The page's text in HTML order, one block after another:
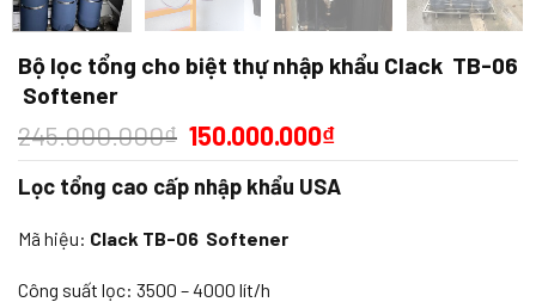
Bộ lọc tổng cho biệt thự nhập khẩu Clack TB-06
Softener
245.000.000₫ 150.000.000₫
Lọc tổng cao cấp nhập khẩu USA
Mã hiệu: Clack TB-06 Softener
Công suất lọc: 3500 – 4000 lít/h